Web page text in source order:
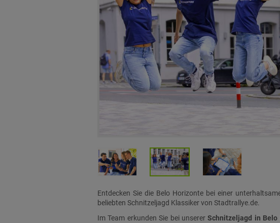
Entdecken Sie die Belo Horizonte bei einer
beliebten Schnitzeljagd Klassiker von Stadtrallye.de.
Im Team erkunden Sie bei unsererSchnitzeljagd in Belo